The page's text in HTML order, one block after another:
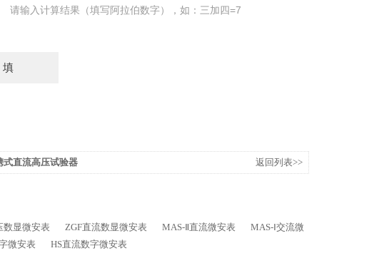
请输入计算结果（填写阿拉伯数字），如：三加四=7
式直流高压试验器 返回列表>>
数显微安表 ZGF直流数显微安表 MAS-Ⅱ直流微安表
MAS-Ⅰ交流微
微安表 HS直流数字微安表